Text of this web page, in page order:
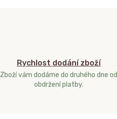
Rychlost dodání zboží
Zboží vám dodáme do druhého dne od
obdržení platby.